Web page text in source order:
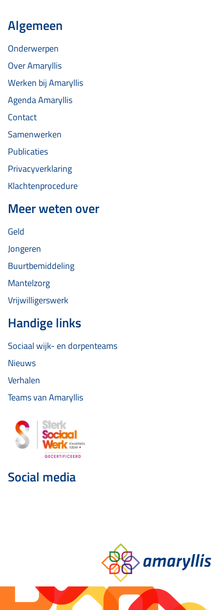
Algemeen
Onderwerpen
Over Amaryllis
Werken bij Amaryllis
Agenda Amaryllis
Contact
Samenwerken
Publicaties
Privacyverklaring
Klachtenprocedure
Meer weten over
Geld
Jongeren
Buurtbemiddeling
Mantelzorg
Vrijwilligerswerk
Handige links
Sociaal wijk- en dorpenteams
Nieuws
Verhalen
Teams van Amaryllis
Social media